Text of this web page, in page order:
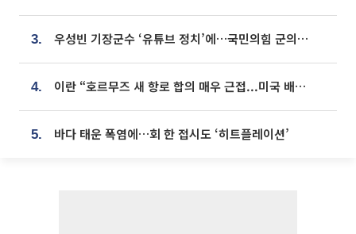
3. 우성빈 기장군수 ‘유튜브 정치’에…국민의힘 군의원들 집단 반발
4. 이란 “호르무즈 새 항로 합의 매우 근접...미국 배상 먼저”
5. 바다 태운 폭염에…회 한 접시도 ‘히트플레이션’